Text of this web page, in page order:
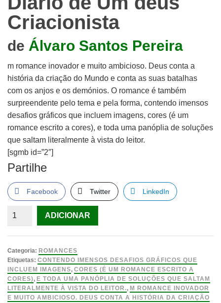
Criacionista
de Álvaro Santos Pereira
m romance inovador e muito ambicioso. Deus conta a
história da criação do Mundo e conta as suas batalhas
com os anjos e os demónios. O romance é também
surpreendente pelo tema e pela forma, contendo imensos
desafios gráficos que incluem imagens, cores (é um
romance escrito a cores), e toda uma panóplia de soluções
que saltam literalmente à vista do leitor.
[sgmb id=”2″]
Partilhe
Facebook Twitter LinkedIn
Quantidade
de
Um
deus
Criacionista
de
ADICIONAR
Categoria: ROMANCES
Etiquetas: CONTENDO IMENSOS DESAFIOS GRÁFICOS QUE
INCLUEM IMAGENS, CORES (É UM ROMANCE ESCRITO A
CORES), E TODA UMA PANÓPLIA DE SOLUÇÕES QUE SALTAM
LITERALMENTE À VISTA DO LEITOR., M ROMANCE INOVADOR
E MUITO AMBICIOSO. DEUS CONTA A HISTÓRIA DA CRIAÇÃO